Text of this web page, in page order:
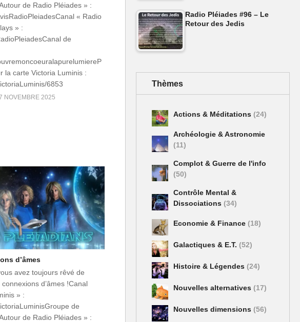
de Radio Pléiades » :
« Radio
» :
de
la carte Victoria Luminis :
6853
NOVEMBRE 2025
d’âmes
avez toujours rêvé de
d’âmes !Canal
» :
de
de Radio Pléiades » :
Radio Pléiades #96 – Le
Retour des Jedis
Thèmes
Actions & Méditations (24)
Archéologie & Astronomie
(11)
Complot & Guerre de l'info
(50)
Contrôle Mental &
Dissociations (34)
Economie & Finance (18)
Galactiques & E.T. (52)
Histoire & Légendes (24)
Nouvelles alternatives (17)
Nouvelles dimensions (56)